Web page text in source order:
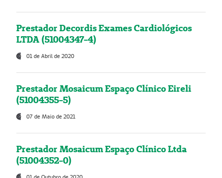
Prestador Decordis Exames Cardiológicos
LTDA (51004347-4)
01 de Abril de 2020
Prestador Mosaicum Espaço Clínico Eireli
(51004355-5)
07 de Maio de 2021
Prestador Mosaicum Espaço Clínico Ltda
(51004352-0)